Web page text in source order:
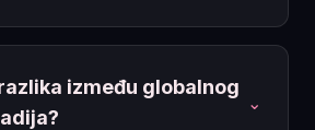
između globalnog
⌄